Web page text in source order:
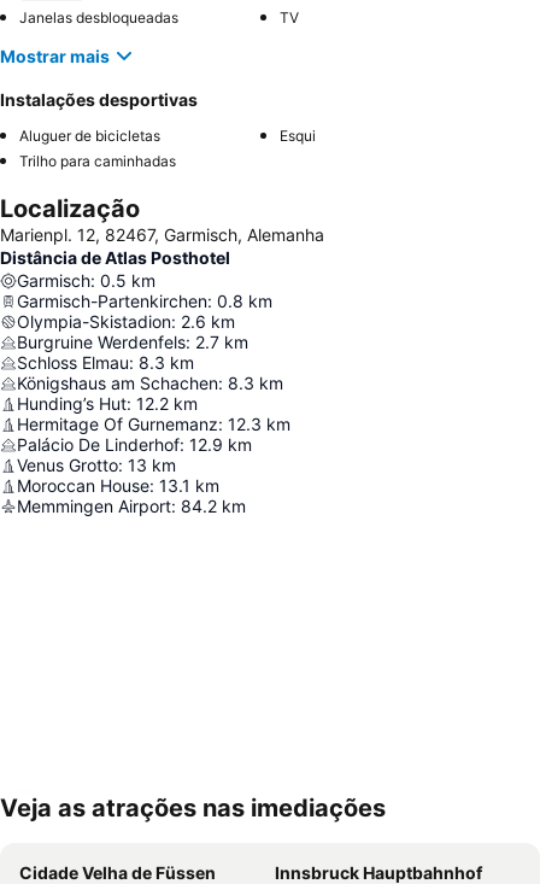
Janelas desbloqueadas
TV
Mostrar mais
Instalações desportivas
Aluguer de bicicletas
Esqui
Trilho para caminhadas
Localização
Marienpl. 12, 82467, Garmisch, Alemanha
Distância de Atlas Posthotel
Garmisch: 0.5 km
Garmisch-Partenkirchen: 0.8 km
Olympia-Skistadion: 2.6 km
Burgruine Werdenfels: 2.7 km
Schloss Elmau: 8.3 km
Königshaus am Schachen: 8.3 km
Hunding’s Hut: 12.2 km
Hermitage Of Gurnemanz: 12.3 km
Palácio De Linderhof: 12.9 km
Venus Grotto: 13 km
Moroccan House: 13.1 km
Memmingen Airport: 84.2 km
Ampliar mapa
Veja as atrações nas imediações
Cidade Velha de Füssen
Innsbruck Hauptbahnhof